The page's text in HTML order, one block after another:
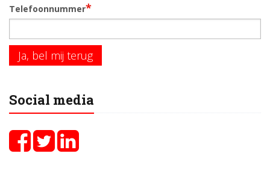
Telefoonnummer*
Ja, bel mij terug
Social media